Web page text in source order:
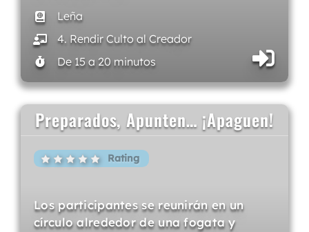
Leña
4. Rendir Culto al Creador
De 15 a 20 minutos
Preparados, Apunten… ¡Apaguen!
Rating
Los participantes se reunirán en un
círculo alrededor de una fogata y